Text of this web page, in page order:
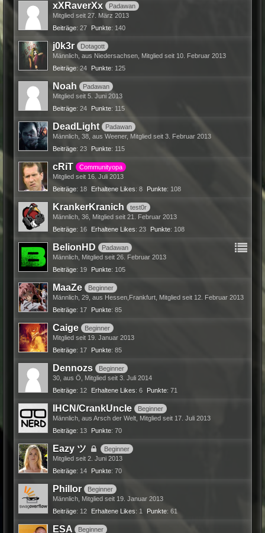
xXRaverXx
Padawan
Mitglied seit 27. März 2013
Beiträge 27 Punkte 140
j0k3r
Dotagott
Männlich aus Niedersachsen Mitglied seit 10. Februar 2013
Beiträge 24 Punkte 125
Noah
Padawan
Mitglied seit 5. Juni 2013
Beiträge 24 Punkte 115
DeadLight
Padawan
Männlich 38 aus Weener Mitglied seit 3. Februar 2013
Beiträge 23 Punkte 115
cRiT
Communityopa
Mitglied seit 16. Juli 2013
Beiträge 18 Erhaltene Likes 8 Punkte 108
KrankerKranich
test0r
Männlich 36 Mitglied seit 21. Februar 2013
Beiträge 16 Erhaltene Likes 23 Punkte 108
BelionHD
Padawan
Männlich Mitglied seit 26. Februar 2013
Beiträge 19 Punkte 105
MaaZe
Beginner
Männlich 29 aus Hessen,Frankfurt Mitglied seit 12. Februar 2013
Beiträge 17 Punkte 85
Caige
Beginner
Mitglied seit 19. Januar 2013
Beiträge 17 Punkte 85
Dennozs
Beginner
30 aus Ö
Mitglied seit 3. Juli 2014
Beiträge 12 Erhaltene Likes 6 Punkte 71
IHCN/CrankUncle
Beginner
Männlich aus Arsch der Welt Mitglied seit 17. Juli 2013
Beiträge 13 Punkte 70
Eazy ツ
Beginner
Mitglied seit 2. Juni 2013
Beiträge 14 Punkte 70
Phillor
Beginner
Männlich Mitglied seit 19. Januar 2013
Beiträge 12 Erhaltene Likes 1 Punkte 61
ESA Beginner